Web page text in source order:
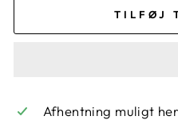
TILFØJ
Afhentning muligt her